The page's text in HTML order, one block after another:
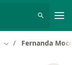
Mudar de cidade
Fernanda